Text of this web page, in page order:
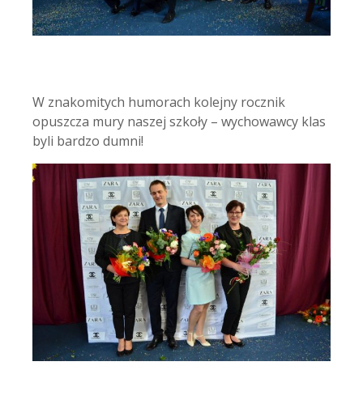
W znakomitych humorach kolejny rocznik
opuszcza mury naszej szkoły – wychowawcy klas
byli bardzo dumni!